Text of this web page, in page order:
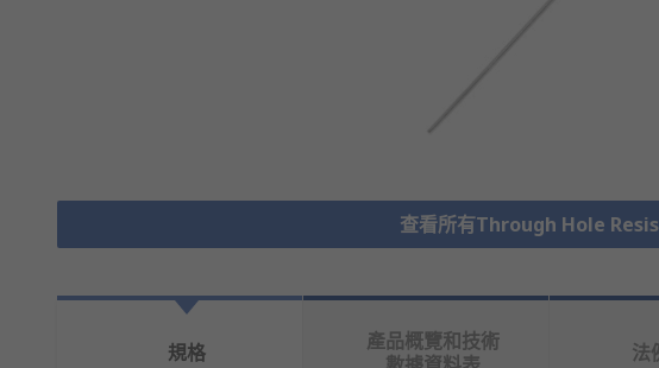
查看所有Through Hole
規格
產品概覽和技術
法